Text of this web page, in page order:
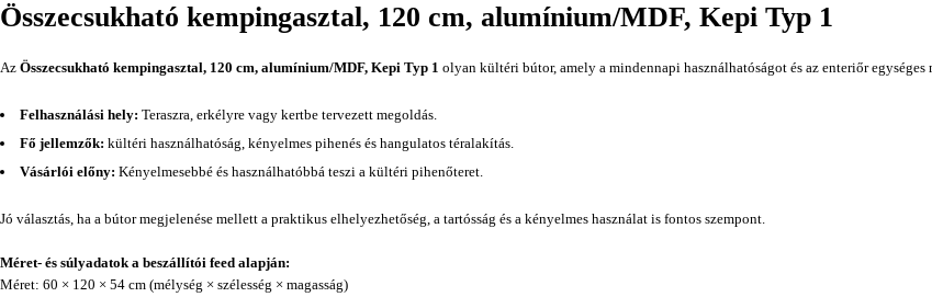
Összecsukható kempingasztal, 120 cm, alumínium/MDF, Kepi Typ 1
Az Összecsukható kempingasztal, 120 cm, alumínium/MDF, Kepi Typ 1 olyan kültéri bútor, amely a mindennapi használhatóságot és az enteriőr
Felhasználási hely: Teraszra, erkélyre vagy kertbe tervezett megoldás.
Fő jellemzők: kültéri használhatóság, kényelmes pihenés és hangulatos téralakítás.
Vásárlói előny: Kényelmesebbé és használhatóbbá teszi a kültéri pihenőteret.
Jó választás, ha a bútor megjelenése mellett a praktikus elhelyezhetőség, a tartósság és a kényelmes használat is fontos szempont.
Méret- és súlyadatok a beszállítói feed alapján:
Méret: 60 × 120 × 54 cm (mélység × szélesség × magasság)